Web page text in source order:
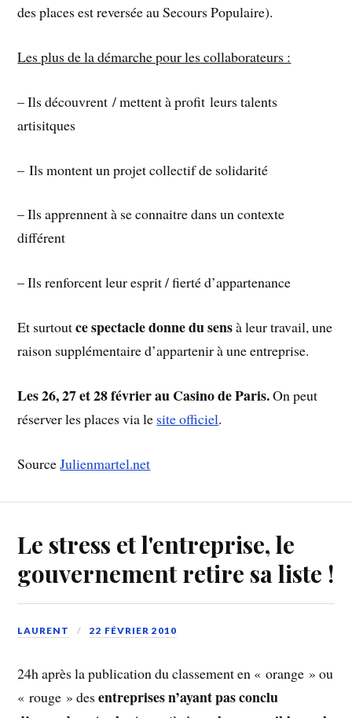
des places est reversée au Secours Populaire).
Les plus de la démarche pour les collaborateurs :
– Ils découvrent / mettent à profit leurs talents
artisitques
– Ils montent un projet collectif de solidarité
– Ils apprennent à se connaitre dans un contexte
différent
– Ils renforcent leur esprit / fierté d’appartenance
Et surtoutce spectacle donne du sensà leur travail, une
raison supplémentaire d’appartenir à une entreprise.
Les 26, 27 et 28 février au Casino de Paris.On peut
réserver les places via le site officiel.
SourceJulienmartel.net
Le stress et l'entreprise, le
gouvernement retire sa liste !
LAURENT 22 FÉVRIER 2010
24h après la publication du classement en « orange » ou
« rouge » desentreprises n’ayant pas conclu